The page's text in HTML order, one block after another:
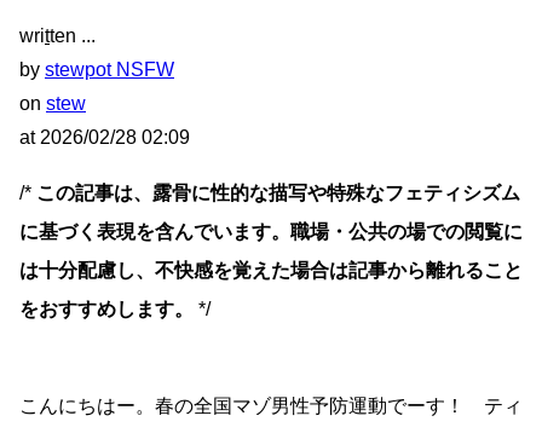
written
by stewpot NSFW
on stew
at 2026/02/28 02:09
/* この記事は、露骨に性的な描写や特殊なフェティシズム
に基づく表現を含んでいます。職場・公共の場での閲覧に
は十分配慮し、不快感を覚えた場合は記事から離れること
をおすすめします。
*/
こんにちはー。春の全国マゾ男性予防運動でーす！ ティ